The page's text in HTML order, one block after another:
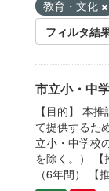
教育・文化
フィルタ結
市立小・中
【目的】 本
て提供するた
立小・中学校
を除く。）
（6年間） 【